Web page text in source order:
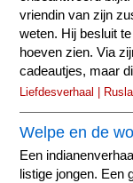
vriendin van zijn
weten. Hij besluit
hoeven zien. Via
cadeautjes, maar
Liefdesverhaal |
Welpe en de
Een
listige jongen. Een